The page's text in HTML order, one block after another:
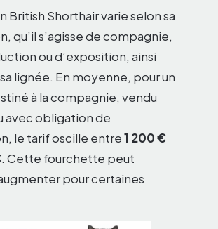
British Shorthair varie selon sa
qu’il s’agisse de compagnie,
ou d’exposition, ainsi
lignée. En moyenne, pour un
à la compagnie, vendu
avec obligation de
le tarif oscille entre1 200 €
. Cette fourchette peut
pour certaines